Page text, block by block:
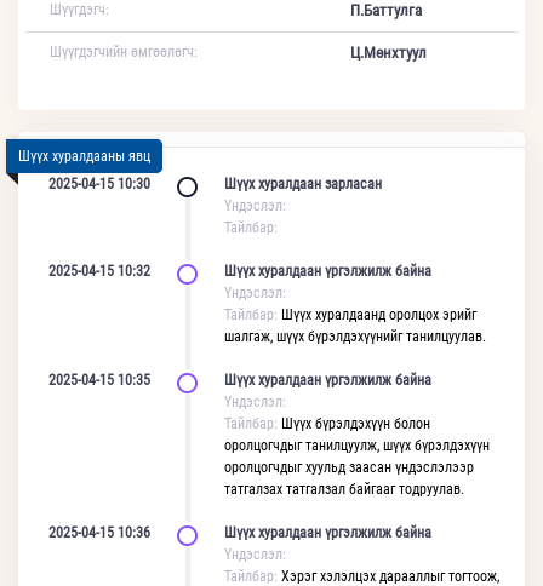
Шүүгдэгч: П.Баттулга
Шүүгдэгчийн өмгөөлөгч: Ц.Мөнхтуул
Шүүх хуралдааны явц
2025-04-15 10:30
Шүүх хуралдаан зарласан
Үндэслэл:
Тайлбар:
2025-04-15 10:32
Шүүх хуралдаан үргэлжилж байна
Үндэслэл:
Тайлбар: Шүүх хуралдаанд оролцох эрийг
шалгаж, шүүх бүрэлдэхүүнийг танилцуулав.
2025-04-15 10:35
Шүүх хуралдаан үргэлжилж байна
Үндэслэл:
Тайлбар: Шүүх бүрэлдэхүүн болон
оролцогчдыг танилцуулж, шүүх бүрэлдэхүүн
оролцогчдыг хуульд заасан үндэслэлээр
татгалзах татгалзал байгааг тодруулав.
2025-04-15 10:36
Шүүх хуралдаан үргэлжилж байна
Үндэслэл:
Тайлбар: Хэрэг хэлэлцэх дарааллыг тогтоож,